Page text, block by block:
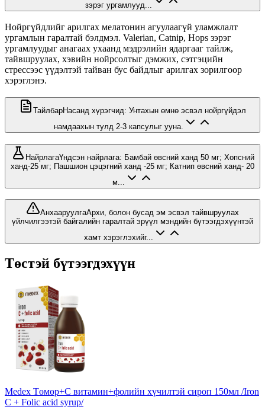
зэрэг ургамлууд...
Нойргүйдлийг арилгах мелатонин агуулаагүй уламжлалт
ургамлын гаралтай бэлдмэл. Valerian, Catnip, Hops зэрэг
ургамлуудыг анагаах ухаанд мэдрэлийн ядаргааг тайлж,
тайвшруулах, хэвийн нойрсолтыг дэмжих, сэтгэцийн
стрессээс үүдэлтэй тайван бус байдлыг арилгах зорилгоор
хэрэглэнэ.
ТайлбарНасанд хүрэгчид: Унтахын өмнө эсвэл нойргүйдэл
намдаахын тулд 2-3 капсулыг ууна.
НайрлагаҮндсэн найрлага: Бамбай өвсний ханд 50 мг; Хопсний
ханд-25 мг; Пашшион цэцэгний ханд -25 мг; Катнип өвсний ханд- 20
м...
АнхааруулгаАрхи, болон бусад эм эсвэл тайвшруулах
үйлчилгээтэй байгалийн гаралтай эрүүл мэндийн бүтээгдэхүүнтэй
хамт хэрэглэхийг...
Төстэй бүтээгдэхүүн
Medex Төмөр+С витамин+фолийн хүчилтэй сироп 150мл /Iron
C + Folic acid syrup/